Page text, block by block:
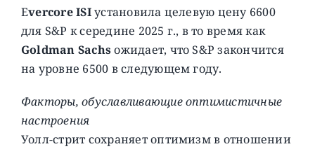
Evercore ISIустановила целевую цену 6600
для S&P к середине 2025 г., в то время как
Goldman Sachsожидает, что S&P закончится
на уровне 6500 в следующем году.
Факторы, обуславливающие оптимистичные
настроения
Уолл-стрит сохраняет оптимизм в отношении